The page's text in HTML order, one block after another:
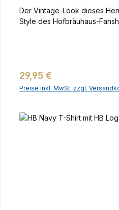
Der Vintage-Look dieses
Style des Hofbräuhaus-
Regulärer Preis:
29,95 €
Preise inkl. MwSt. zzgl.